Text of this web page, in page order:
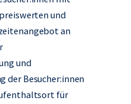
und
an
und
der Besucher:innen
für